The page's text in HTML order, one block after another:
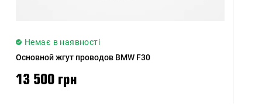
Немає в наявності
Основной жгут проводов BMW F30
13 500 грн